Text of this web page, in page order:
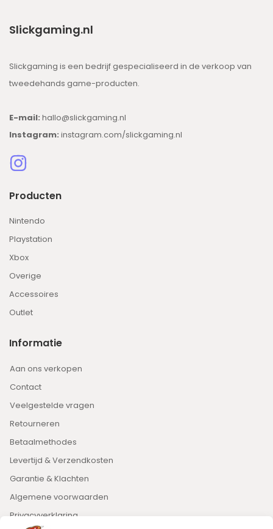
Slickgaming.nl
Slickgaming is een bedrijf gespecialiseerd in de verkoop van
tweedehands game-producten.
E-mail: hallo@slickgaming.nl
Instagram: instagram.com/slickgaming.nl
Producten
Nintendo
Playstation
Xbox
Overige
Accessoires
Outlet
Informatie
Aan ons verkopen
Contact
Veelgestelde vragen
Retourneren
Betaalmethodes
Levertijd & Verzendkosten
Garantie & Klachten
Algemene voorwaarden
Privacyverklaring